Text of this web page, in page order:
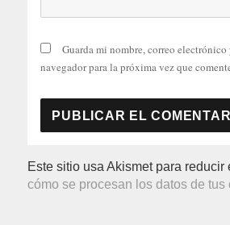
Guarda mi nombre, correo electrónico
navegador para la próxima vez que
Este sitio usa Akismet para reducir
cómo se procesan los datos de tus